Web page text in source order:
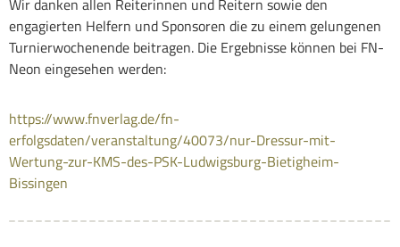
Wir danken allen Reiterinnen und Reitern sowie den
engagierten Helfern und Sponsoren die zu einem gelungenen
Turnierwochenende beitragen. Die Ergebnisse können bei FN-
Neon eingesehen werden:
https://www.fnverlag.de/fn-
erfolgsdaten/veranstaltung/40073/nur-Dressur-mit-
Wertung-zur-KMS-des-PSK-Ludwigsburg-Bietigheim-
Bissingen